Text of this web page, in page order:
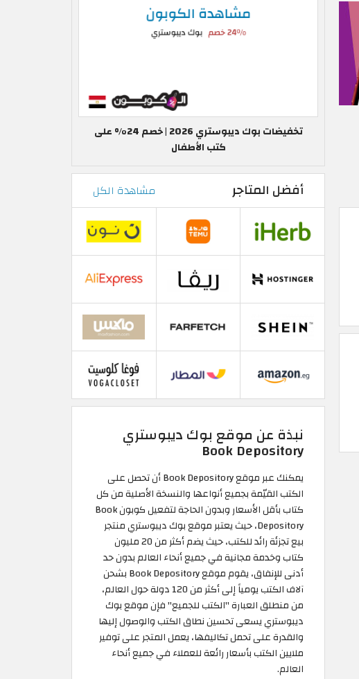
تخفيضات بوك ديبوستري 2026 | خصم 24% على
كتب الأطفال
أفضل المتاجر مشاهدة الكل
نبذة عن موقع بوك ديبوستري
Book Depository
يمكنك عبر موقع Book Depository أن تحصل على
الكتب القيّمة بجميع أنواعها والنسخة الأصلية من كل
كتاب بأقل الأسعار وبدون الحاجة لتفعيل كوبون Book
Depository، حيث يعتبر موقع بوك ديبوستري منتجر
بيع تجزئة رائد للكتب، حيث يضم أكثر من 20 مليون
كتاب وخدمة مجانية في جميع أنحاء العالم بدون حد
أدنى للإنفاق، يقوم موقع Book Depository بشحن
آلاف الكتب يومياً إلى أكثر من 120 دولة حول العالم،
من منطلق العبارة "الكتب للجميع" فإن موقع بوك
ديبوستري يسعى تحسين نطاق الكتب والوصول إليها
والقدرة على تحمل تكاليفها، يعمل المتجر على توفير
ملايين الكتب بأسعار رائعة للعملاء في جميع أنحاء
العالم.